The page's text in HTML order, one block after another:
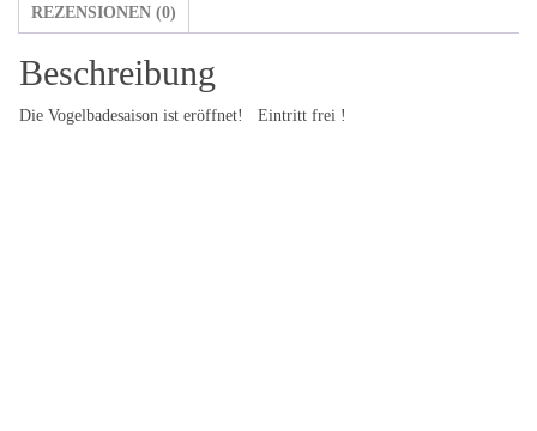
REZENSIONEN (0)
Beschreibung
Die Vogelbadesaison ist eröffnet! Eintritt frei !